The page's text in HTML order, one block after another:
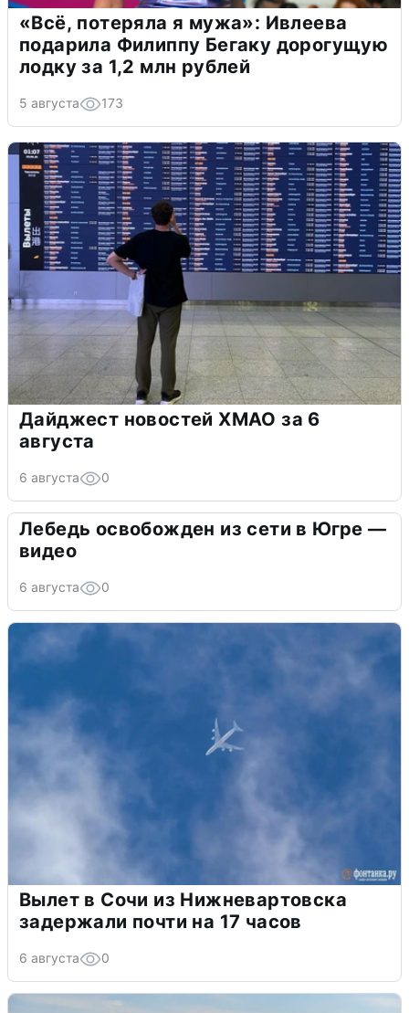
«Всё, потеряла я мужа»: Ивлеева
подарила Филиппу Бегаку дорогущую
лодку за 1,2 млн рублей
5 августа 173
Дайджест новостей ХМАО за 6
августа
6 августа 0
Лебедь освобожден из сети в Югре —
видео
6 августа 0
Вылет в Сочи из Нижневартовска
задержали почти на 17 часов
6 августа 0